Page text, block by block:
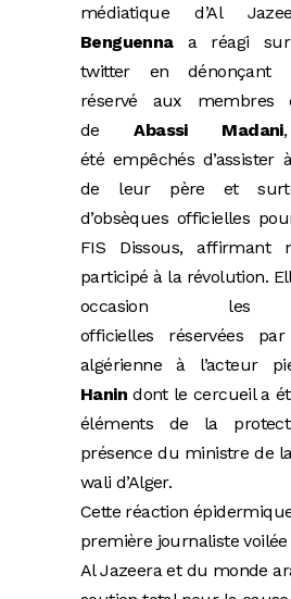
médiatique d’Al
Benguennaa réagi sur
twitter en dénonçant
réservé aux
deAbassi Madani
été empêchés d’assister
de leur père et
d’obsèques officielles
FIS Dissous, affirmant
participé à la révolution.
occasion les
officielles réservées
algérienne à l’acteur
Hanin dont le cercueil a
éléments de la
présence du ministre de
wali d’Alger.
Cette réaction
première journaliste
Al Jazeera et du monde